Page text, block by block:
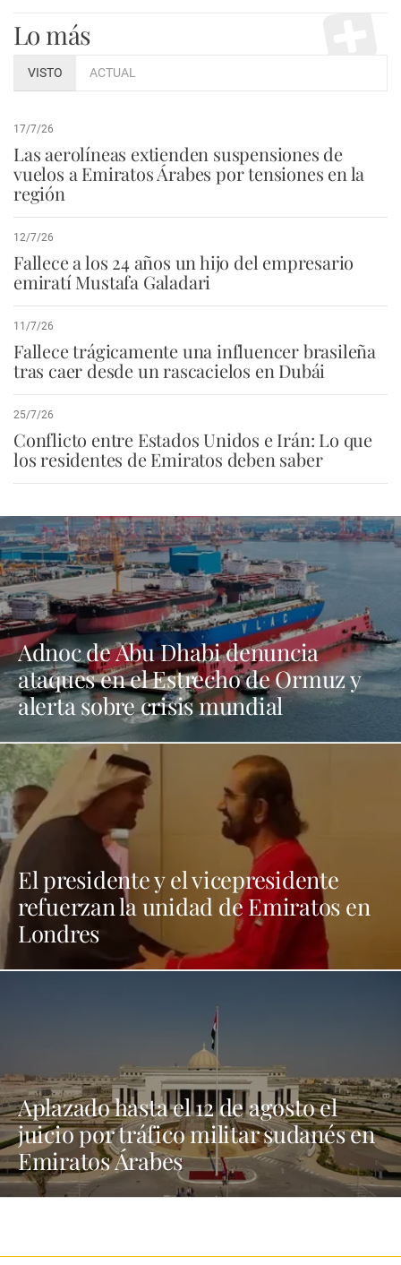
Lo más
VISTO ACTUAL
17/7/26
Las aerolíneas extienden suspensiones de
vuelos a Emiratos Árabes por tensiones en la
región
12/7/26
Fallece a los 24 años un hijo del empresario
emiratí Mustafa Galadari
11/7/26
Fallece trágicamente una influencer brasileña
tras caer desde un rascacielos en Dubái
25/7/26
Conflicto entre Estados Unidos e Irán: Lo que
los residentes de Emiratos deben saber
Adnoc de Abu Dhabi denuncia
ataques en el Estrecho de Ormuz y
alerta sobre crisis mundial
El presidente y el vicepresidente
refuerzan la unidad de Emiratos en
Londres
Aplazado hasta el 12 de agosto el
juicio por tráfico militar sudanés en
Emiratos Árabes